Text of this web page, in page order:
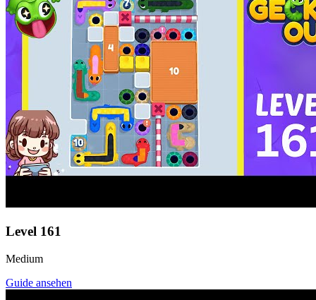
Level 161
Medium
Guide ansehen